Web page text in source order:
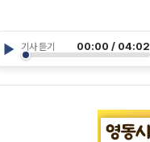
기사 듣기 00:00 / 04:02